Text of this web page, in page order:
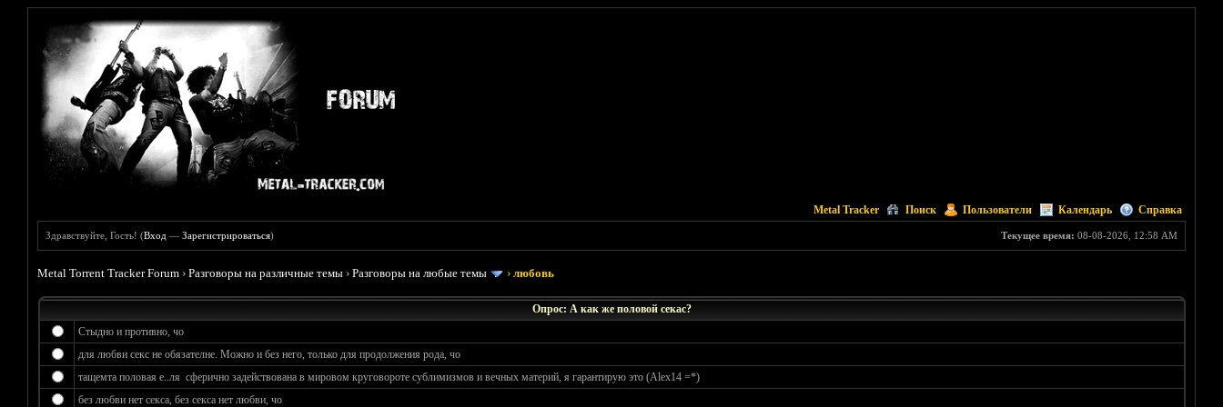
Metal Tracker Поиск Пользователи Календарь Справка
Текущее время: 08-08-2026, 12:58 AM
Здравствуйте, Гость! (Вход —Зарегистрироваться)
Metal Torrent Tracker Forum ›Разговоры на различные темы ›Разговоры на любые темы ›любовь
Опрос: А как же половой секас?
Стыдно и противно, чо
для любви секс не обязателне. Можно и без него, только для продолжения рода, чо
тащемта половая е..ля сферично задействована в мировом круговороте сублимизмов и вечных материй, я гарантирую это (Alex14 =*)
без любви нет секса, без секса нет любви, чо